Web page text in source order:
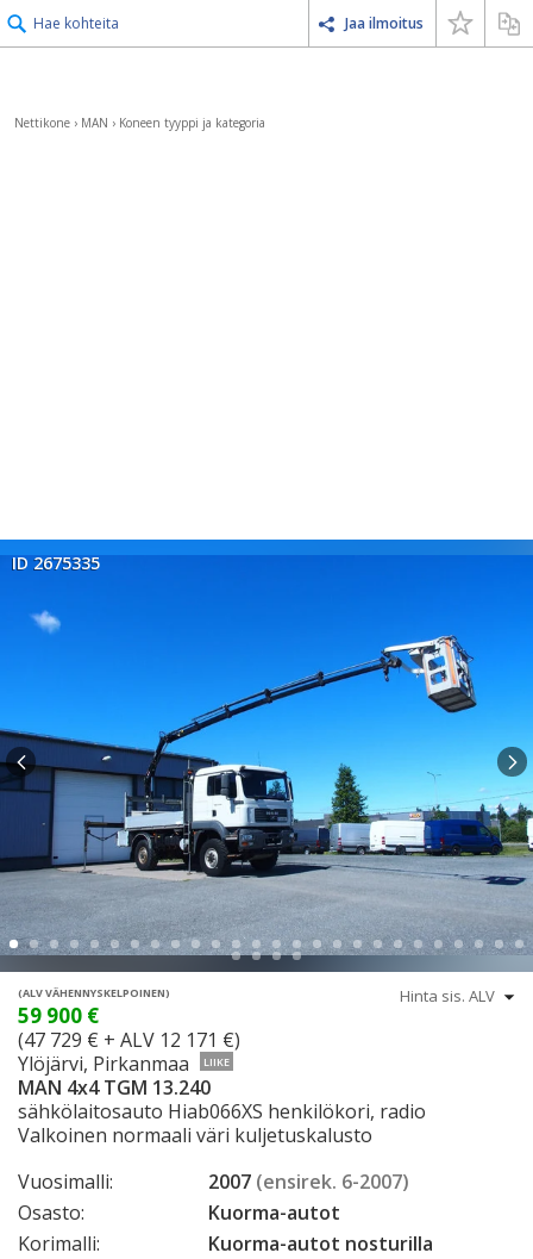
Hae kohteita Jaa ilmoitus
Nettikone › MAN › Koneen tyyppi ja kategoria
ID 2675335
(ALV VÄHENNYSKELPOINEN)
59 900 €
(47 729 € + ALV 12 171 €)
Ylöjärvi, Pirkanmaa
LIIKE
MAN 4x4 TGM 13.240
sähkölaitosauto Hiab066XS henkilökori, radio
Valkoinen normaali väri kuljetuskalusto
Vuosimalli:
2007 (ensirek. 6-2007)
Osasto:
Kuorma-autot
Korimalli:
Kuorma-autot nosturilla